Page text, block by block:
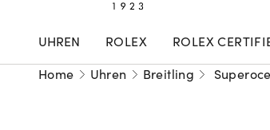
UHREN ROLEX ROLEX
Home Uhren Breitling